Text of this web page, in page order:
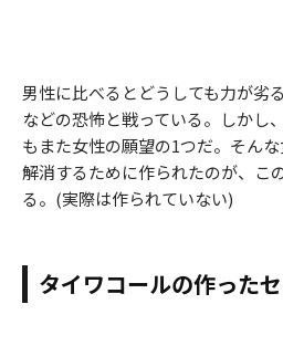
男性に比べるとどうしても力が劣
などの恐怖と戦っている。しかし
もまた女性の願望の1つだ。そん
解消するために作られたのが、こ
る。(実際は作られていない)
タイワコールの作った